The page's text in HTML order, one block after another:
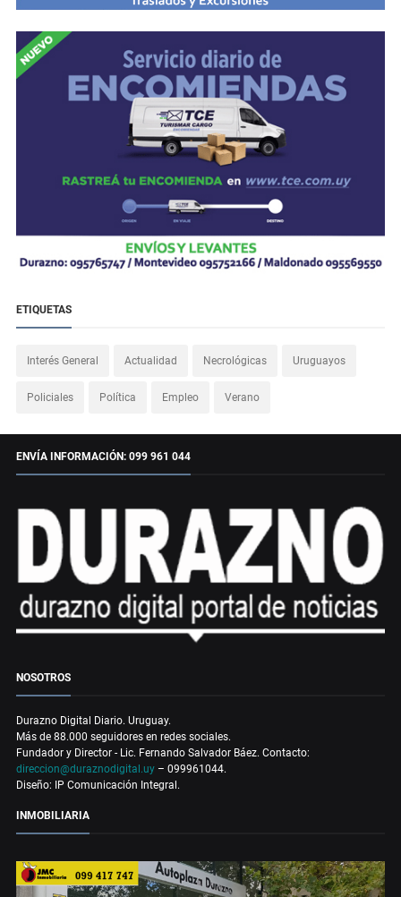
ETIQUETAS
Interés General Actualidad Necrológicas Uruguayos
Policiales Política Empleo Verano
ENVÍA INFORMACIÓN: 099 961 044
NOSOTROS
Durazno Digital Diario. Uruguay.
Más de 88.000 seguidores en redes sociales.
Fundador y Director - Lic. Fernando Salvador Báez. Contacto:
direccion@duraznodigital.uy – 099961044.
Diseño: IP Comunicación Integral.
INMOBILIARIA